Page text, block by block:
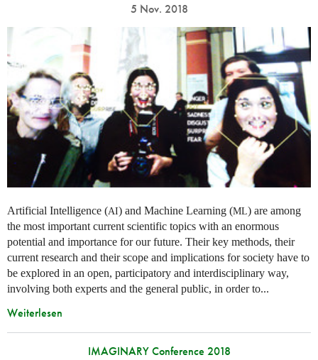
5 Nov. 2018
Artificial Intelligence (AI) and Machine Learning (ML) are among
the most important current scientific topics with an enormous
potential and importance for our future. Their key methods, their
current research and their scope and implications for society have to
be explored in an open, participatory and interdisciplinary way,
involving both experts and the general public, in order to...
Weiterlesen
IMAGINARY Conference 2018